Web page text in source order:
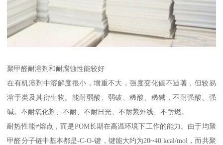
聚甲醛耐溶剂和耐腐蚀性能较好
在有机溶剂中溶解度很小，增重不大，强度变化値不迠著，但较易
溶于类及其衍生物。能耐弱酸、弱破、稀酸、稀碱，不耐强酸、强
碱。不耐氧化剂、不耐、不耐日光、不耐紫外线、不耐燃。
耐热性能≠熔点，而是POM长期在高温环境下工作的能力。由于均聚
甲醛分子链中基本都是-C-O-键，键能大约为20~40 kcal/mol，而共聚